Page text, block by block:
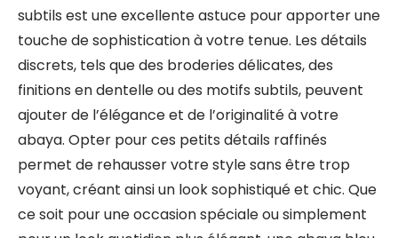
subtils est une excellente astuce pour apporter une
touche de sophistication à votre tenue. Les détails
discrets, tels que des broderies délicates, des
finitions en dentelle ou des motifs subtils, peuvent
ajouter de l’élégance et de l’originalité à votre
abaya. Opter pour ces petits détails raffinés
permet de rehausser votre style sans être trop
voyant, créant ainsi un look sophistiqué et chic. Que
ce soit pour une occasion spéciale ou simplement